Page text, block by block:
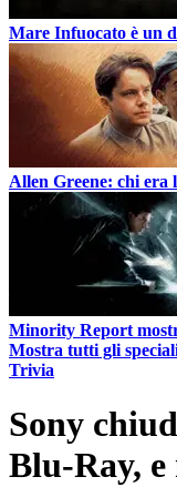
Mare Infuocato è un
Allen Greene: chi era
Minority Report
Mostra tutti gli
Trivia
Sony
Blu-Ray, e